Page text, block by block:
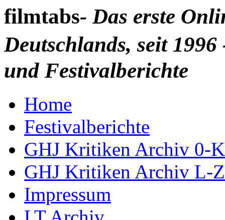
filmtabs- Das erste
Deutschlands, seit
und Festivalberichte
Home
Festivalberichte
GHJ Kritiken Archiv 0-K
GHJ Kritiken Archiv L-Z
Impressum